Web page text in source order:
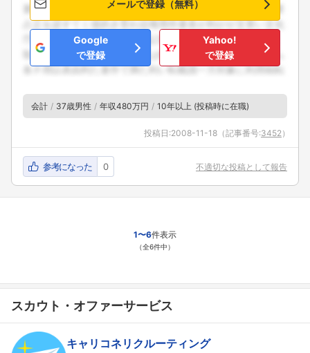
メールで登録（無料）
Google
で登録
Yahoo!
で登録
会計 37歳男性 年収480万円 10年以上 (投稿時に在職)
投稿日:2008-11-18 （記事番号:3452 ）
参考になった 0 不適切な投稿として報告
1〜6件表示
（全6件中）
スカウト・オファーサービス
キャリコネリクルーティング